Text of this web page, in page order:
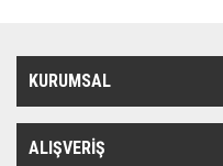
KURUMSAL
ALIŞVERİŞ